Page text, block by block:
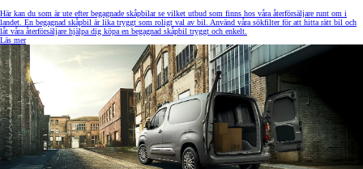
Här kan du som är ute efter begagnade skåpbilar se vilket utbud som finns hos våra återförsäljare runt om i
landet. En begagnad skåpbil är lika tryggt som roligt val av bil. Använd våra sökfilter för att hitta rätt bil och
låt våra återförsäljare hjälpa dig köpa en begagnad skåpbil tryggt och enkelt.
Läs mer